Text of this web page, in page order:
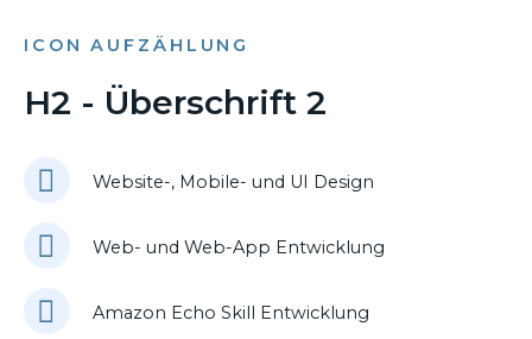
ICON AUFZÄHLUNG
H2 - Überschrift 2
Website-, Mobile- und UI Design
Web- und Web-App Entwicklung
Amazon Echo Skill Entwicklung